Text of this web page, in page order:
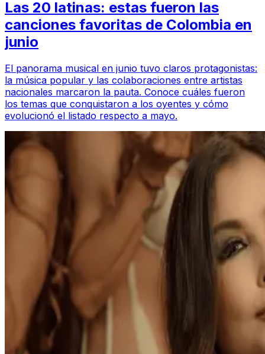
Las 20 latinas: estas fueron las
canciones favoritas de Colombia en
junio
El panorama musical en junio tuvo claros protagonistas:
la música popular y las colaboraciones entre artistas
nacionales marcaron la pauta. Conoce cuáles fueron
los temas que conquistaron a los oyentes y cómo
evolucionó el listado respecto a mayo.